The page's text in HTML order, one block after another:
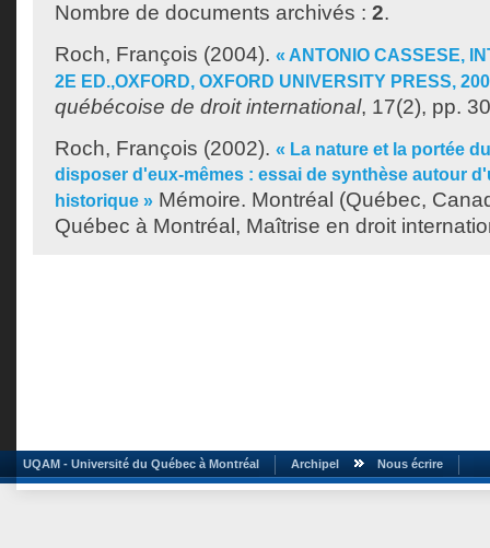
Nombre de documents archivés : 2.
Roch, François (2004). « ANTONIO CASSESE,
2E ED.,OXFORD, OXFORD UNIVERSITY PRESS,
québécoise de droit international, 17(2), pp.
Roch, François (2002). « La nature et la portée
disposer d'eux-mêmes : essai de synthèse autour
historique » Mémoire. Montréal (Québec,
Québec à Montréal, Maîtrise en droit
UQAM - Université du Québec à Montréal Archipel Nous écrire